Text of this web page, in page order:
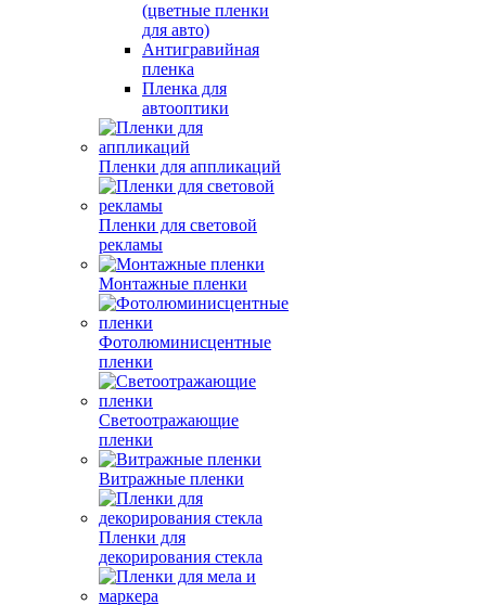
(цветные пленки
для авто)
Антигравийная
пленка
Пленка для
автооптики
Пленки для аппликаций
Пленки для световой
рекламы
Монтажные пленки
Фотолюминисцентные
пленки
Светоотражающие
пленки
Витражные пленки
Пленки для
декорирования стекла